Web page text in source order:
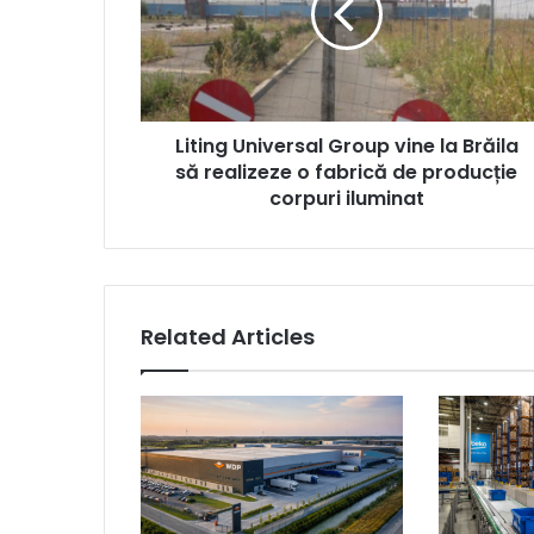
la
Brăila
să
realizeze
o
fabrică
iluminat
Liting Universal Group vine la Brăila
să realizeze o fabrică de producție
corpuri iluminat
Related Articles